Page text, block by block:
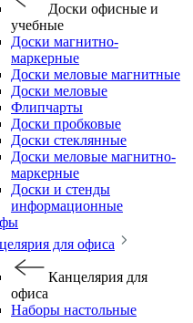
Доски офисные и
учебные
Доски магнитно-
маркерные
Доски меловые магнитные
Доски меловые
Флипчарты
Доски пробковые
Доски стеклянные
Доски меловые магнитно-
маркерные
Доски и стенды
информационные
для офиса
Канцелярия для
офиса
Наборы настольные